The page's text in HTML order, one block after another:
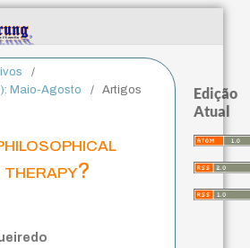
/
Maio-Agosto
/ Artigos
therapy?
Edição
Atual